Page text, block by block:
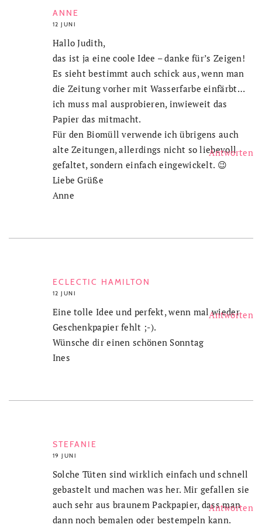
ANNE
12 JUNI
Hallo Judith,
das ist ja eine coole Idee – danke für’s Zeigen!
Es sieht bestimmt auch schick aus, wenn man
die Zeitung vorher mit Wasserfarbe einfärbt…
ich muss mal ausprobieren, inwieweit das
Papier das mitmacht.
Für den Biomüll verwende ich übrigens auch
alte Zeitungen, allerdings nicht so liebevoll
gefaltet, sondern einfach eingewickelt. 😉
Liebe Grüße
Anne
ECLECTIC HAMILTON
12 JUNI
Antworten
Eine tolle Idee und perfekt, wenn mal wieder
Geschenkpapier fehlt ;-).
Wünsche dir einen schönen Sonntag
Ines
STEFANIE
19 JUNI
Antworten
Solche Tüten sind wirklich einfach und schnell
gebastelt und machen was her. Mir gefallen sie
auch sehr aus braunem Packpapier, dass man
dann noch bemalen oder bestempeln kann.
Antworten